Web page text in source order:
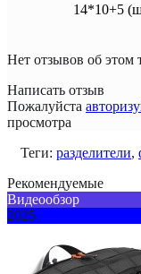
14*10+5
Нет отзывов об этом
Написать отзыв
Пожалуйста
просмотра
Теги: разделители,
Рекомендуемые
Видеообзор
2025